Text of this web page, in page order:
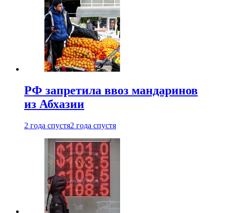
РФ запретила ввоз мандаринов
из Абхазии
2 года спустя2 года спустя